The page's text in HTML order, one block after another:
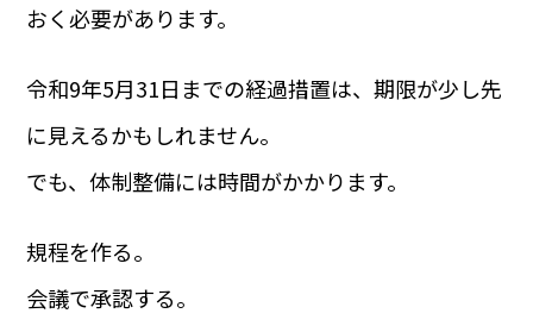
おく必要があります。
令和9年5月31日までの経過措置は、期限が少し先
に見えるかもしれません。
でも、体制整備には時間がかかります。
規程を作る。
会議で承認する。